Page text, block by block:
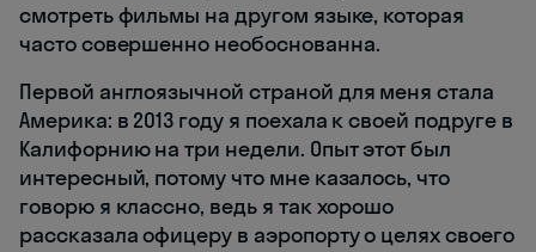
смотреть фильмы на другом языке, которая
часто совершенно необоснованна.
Первой англоязычной страной для меня стала
Америка: в 2013 году я поехала к своей подруге в
Калифорнию на три недели. Опыт этот был
интересный, потому что мне казалось, что
говорю я классно, ведь я так хорошо
рассказала офицеру в аэропорту о целях своего